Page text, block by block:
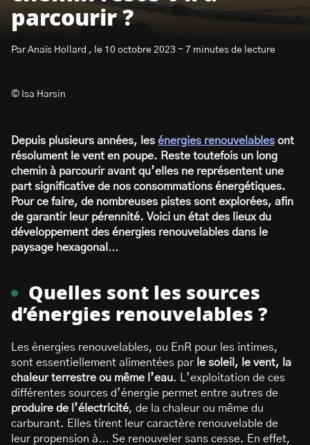
parcourir ?
Par Anaïs Hollard , le 10 octobre 2023 - 7 minutes de lecture
© Isa Harsin
Depuis plusieurs années, les énergies renouvelables ont
résolument le vent en poupe. Reste toutefois un long
chemin à parcourir avant qu’elles ne représentent une
part significative de nos consommations énergétiques.
Pour ce faire, de nombreuses pistes sont explorées, afin
de garantir leur pérennité. Voici un état des lieux du
développement des énergies renouvelables dans le
paysage hexagonal…
Quelles sont les sources
d’énergies renouvelables ?
Les énergies renouvelables, ou EnR pour les intimes,
sont essentiellement alimentées par le soleil, le vent, la
chaleur terrestre ou même l’eau. L’exploitation de ces
différentes sources d’énergie permet entre autres de
produire de l’électricité, de la chaleur ou même du
carburant. Elles tirent leur caractère renouvelable de
leur propension à… Se renouveler sans cesse. En effet,
S’abonner à la newsletter